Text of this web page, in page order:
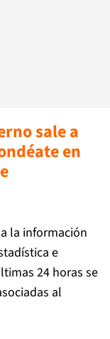
sale a
en
la información
e
24 horas se
al